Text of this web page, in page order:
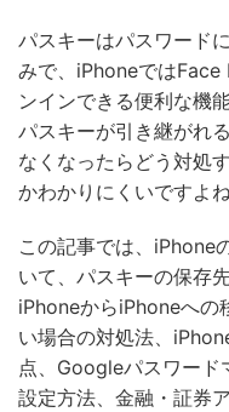
パスキーはパスワード
みで、iPhoneではFace
ンインできる便利な機
パスキーが引き継がれ
なくなったらどう対処
かわかりにくいですよね
この記事では、iPhone
いて、パスキーの保存
iPhoneからiPhoneへの
い場合の対処法、
点、Googleパスワード
設定方法、金融・証券